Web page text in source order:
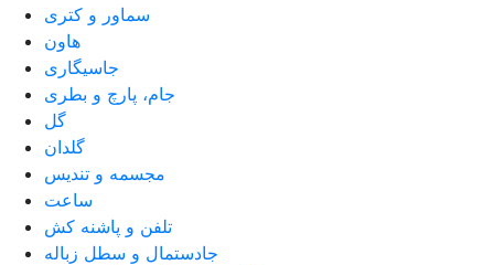
سماور و کتری
هاون
جاسیگاری
جام، پارچ و بطری
گل
گلدان
مجسمه و تندیس
ساعت
تلفن و پاشنه کش
جادستمال و سطل زباله